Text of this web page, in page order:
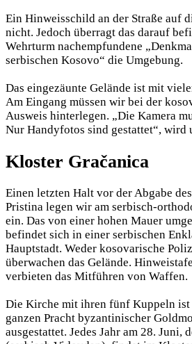
Ein Hinweisschild an der Straße auf
nicht. Jedoch überragt das darauf
Wehrturm nachempfundene
serbischen Kosovo“ die Umgebung.
Das eingezäunte Gelände ist mit
Am Eingang müssen wir bei der
Ausweis hinterlegen. „Die Kamera
Nur Handyfotos sind gestattet“, wird
Kloster Gračanica
Einen letzten Halt vor der Abgabe
Pristina legen wir am serbisch-
ein. Das von einer hohen Mauer
befindet sich in einer serbischen
Hauptstadt. Weder kosovarische
überwachen das Gelände.
verbieten das Mitführen von Waffen.
Die Kirche mit ihren fünf Kuppeln
ganzen Pracht byzantinischer
ausgestattet. Jedes Jahr am 28. Juni,